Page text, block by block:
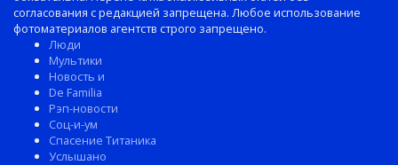
согласования с редакцией запрещена. Любое использование
фотоматериалов агентств строго запрещено.
Люди
Мультики
Новость и
De Familia
Рэп-новости
Соц-и-ум
Спасение Титаника
Услышано